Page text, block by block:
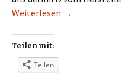
Weiterlesen TREND
→
Teilen mit:
Teilen